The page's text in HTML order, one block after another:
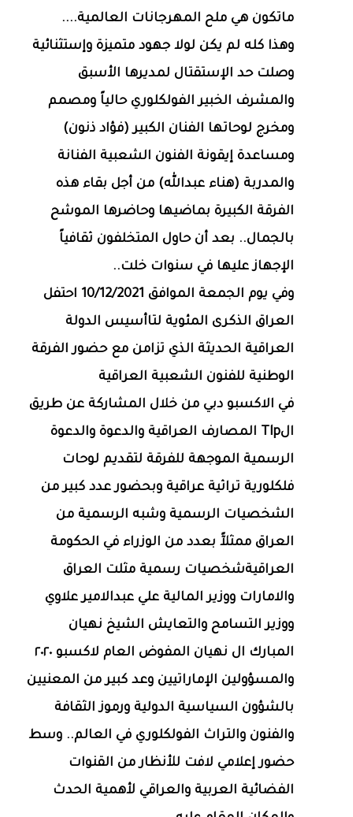
ماتكون هي ملح المهرجانات العالمية....
وهذا كله لم يكن لولا جهود متميزة وإستثنائية
وصلت حد الإستقتال لمديرها الأسبق
والمشرف الخبير الفولكلوري حالياً ومصمم
ومخرج لوحاتها الفنان الكبير (فؤاد ذنون)
ومساعدة إيقونة الفنون الشعبية الفنانة
والمدربة (هناء عبدالله) من أجل بقاء هذه
الفرقة الكبيرة بماضيها وحاضرها الموشح
بالجمال.. بعد أن حاول المتخلفون ثقافياً
الإجهاز عليها في سنوات خلت..
وفي يوم الجمعة الموافق 10/12/2021 احتفل
العراق الذكرى المئوية لتاأسيس الدولة
العراقية الحديثة الذي تزامن مع حضور الفرقة
الوطنية للفنون الشعبية العراقية
في الاكسبو دبي من خلال المشاركة عن طريق
الTlp المصارف العراقية والدعوة والدعوة
الرسمية الموجهة للفرقة لتقديم لوحات
فلكلورية تراثية عراقية وبحضور عدد كبير من
الشخصيات الرسمية وشبه الرسمية من
العراق ممثلآً بعدد من الوزراء في الحكومة
العراقيةشخصيات رسمية مثلت العراق
والامارات ووزير المالية علي عبدالامير علاوي
ووزير التسامح والتعايش الشيخ نهيان
المبارك ال نهيان المفوض العام لاكسبو ٢٠٢٠
والمسؤولين الإماراتيين وعد كبير من المعنيين
بالشؤون السياسية الدولية ورموز الثقافة
والفنون والتراث الفولكلوري في العالم.. وسط
حضور إعلامي لافت للأنظار من القنوات
الفضائية العربية والعراقي لأهمية الحدث